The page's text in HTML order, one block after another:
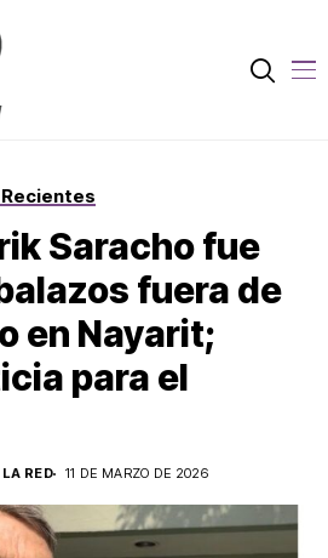
Saracho fue
fuera de
en Nayarit;
para el
RED
11 DE MARZO DE 2026